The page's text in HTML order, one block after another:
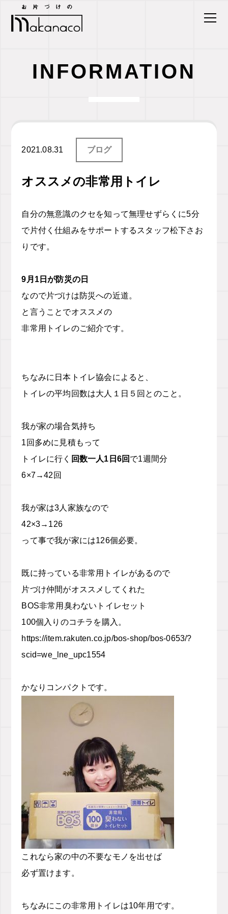
INFORMATION
2021.08.31 ブログ
オススメの非常用トイレ
自分の無意識のクセを知って無理せずらくに5分
で片付く仕組みをサポートするスタッフ松下さお
りです。
9 月 1 日が防災の日
なので片づけは防災への近道。
と言うことでオススメの
非常用トイレのご紹介です。
ちなみに日本トイレ協会によると、
トイレの平均回数は大人１日５回とのこと。
我が家の場合気持ち
1 回多めに見積もって
トイレに行く 回数一人1 日 6回 で1週間分
6×7→42 回
我が家は3人家族なので
42×3→126
って事で我が家には126個必要。
既に持っている非常用トイレがあるので
片づけ仲間がオススメしてくれた
BOS非常用臭わないトイレセット
100個入りのコチラを購入。
https://item.rakuten.co.jp/bos-shop/bos-0653/?
scid=we_lne_upc1554
かなりコンパクトです。
これなら家の中の不要なモノを出せば
必ず置けます。
ちなみにこの非常用トイレは10年用です。